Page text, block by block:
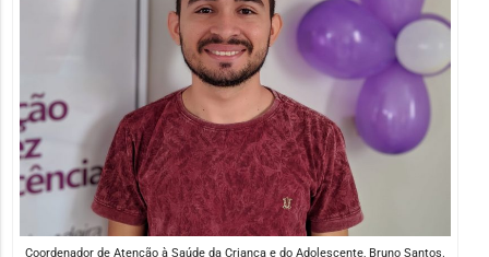
Coordenador de Atenção à Saúde da Criança e do Adolescente, Bruno Santos.